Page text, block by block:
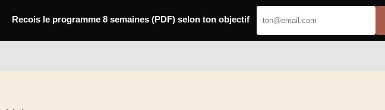
Recois le programme 8 semaines (PDF) selon ton objectif